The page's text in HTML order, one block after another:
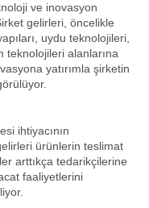
ve inovasyon
gelirleri, öncelikle
uydu teknolojileri,
teknolojileri alanlarına
yatırımla şirketin
ihtiyacının
ürünlerin teslimat
arttıkça tedarikçilerine
faaliyetlerini